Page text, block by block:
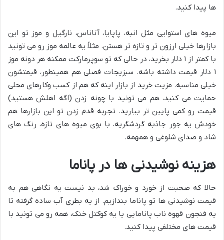
ها پیدا کنید.
میوه های استوایی مثل انبه، پاپایا، آناناس، نارگیل و موز تو این
بازارها خیلی ارزون تر و تازه تر هستن. مثلاً یه عالمه موز رو می تونید
با کمتر از ۱ دلار بخرید، در حالی که تو سوپرمارکت ممکنه هر دونه موز
۱ دلار قیمت داشته باشه. سبزیجات فصلی هم همینطور، قیمتشون
خیلی مناسبه. مزیت خرید از بازار اینه که هم از کسب وکارهای محلی
حمایت می کنید، هم می تونید با چونه زدن (اگه اهلش هستید)
قیمت رو کمی پایین تر بیارید. تجربه قدم زدن تو این بازارها هم
خودش یه جور جاذبه گردشگریه، با بوی میوه های تازه، رنگ های
شاد و صدای شلوغی و همهمه.
هزینه نوشیدنی ها در پاناما
حالا که صحبت از خورد و خوراک شد، بد نیست یه نگاهی هم به
قیمت نوشیدنی ها تو پاناما بندازیم. از یه بطری آب ساده گرفته تا
یه فنجون قهوه ناب پانامایی یا یه کوکتل خنک، همه رو می تونید با
قیمت های مختلفی پیدا کنید.